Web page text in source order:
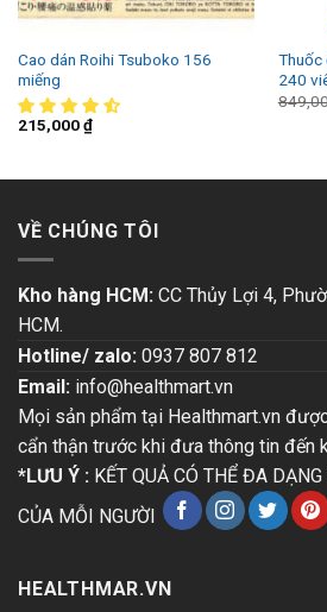
Cao dán Roihi Tsuboko 156
miếng
215,000₫
Thuốc
240
VỀ CHÚNG TÔI
Kho hàng HCM: CC Thủy Lợi 4,
HCM.
Hotline/ zalo: 0937 807 812
Email: info@healthmart.vn
Mọi sản phẩm tại Healthmart.vn
cẩn thận trước khi đưa thông tin đến
*LƯU Ý : KẾT QUẢ CÓ THỂ ĐA
CỦA MỖI NGƯỜI
HEALTHMAR.VN